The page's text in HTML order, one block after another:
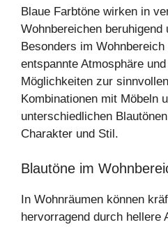
Blaue Farbtöne wirken in
Wohnbereichen beruhigend
Besonders im
entspannte Atmosphäre
Möglichkeiten zur
Kombinationen mit Möbeln
unterschiedlichen
Charakter und Stil.
Blautöne im
In Wohnräumen können
hervorragend durch hellere